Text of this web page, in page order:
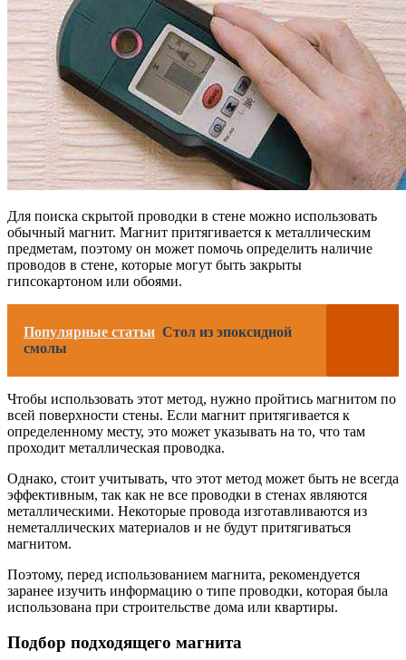
Для поиска скрытой проводки в стене можно использовать
обычный магнит. Магнит притягивается к металлическим
предметам, поэтому он может помочь определить наличие
проводов в стене, которые могут быть закрыты
гипсокартоном или обоями.
Популярные статьи Стол из эпоксидной
смолы
Чтобы использовать этот метод, нужно пройтись магнитом по
всей поверхности стены. Если магнит притягивается к
определенному месту, это может указывать на то, что там
проходит металлическая проводка.
Однако, стоит учитывать, что этот метод может быть не всегда
эффективным, так как не все проводки в стенах являются
металлическими. Некоторые провода изготавливаются из
неметаллических материалов и не будут притягиваться
магнитом.
Поэтому, перед использованием магнита, рекомендуется
заранее изучить информацию о типе проводки, которая была
использована при строительстве дома или квартиры.
Подбор подходящего магнита